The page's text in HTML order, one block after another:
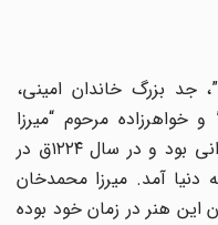
بزرگ خاندان امینی،
مرحوم “میرزا
آقاخان نوری” بود. او که اصلا مازندرانی بود و در سال ۱۲۲۴ق در
آمد. میرزا محمدخان
هنر در زمان خود بوده